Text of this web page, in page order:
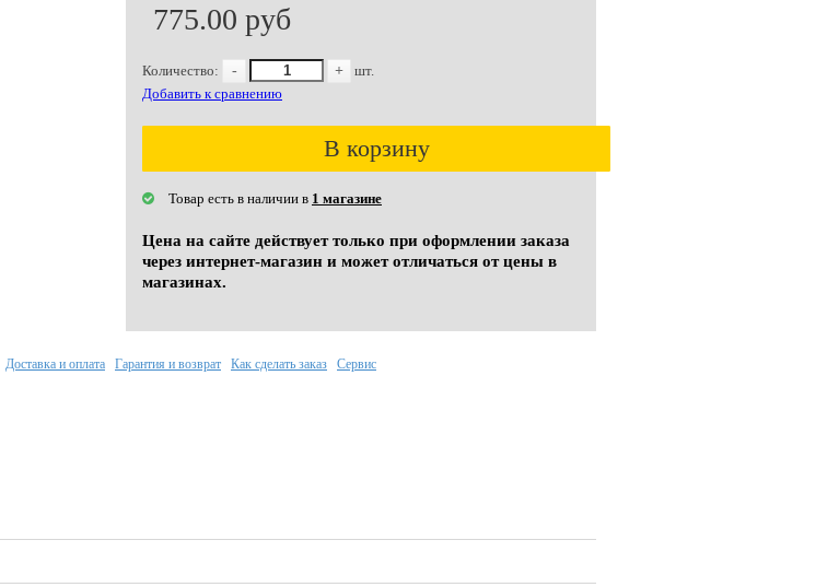
775.00 руб
Количество: - +
шт.
Добавить к сравнению
В корзину
Товар есть в наличии в 1 магазине
Цена на сайте действует только при оформлении заказа
через интернет-магазин и может отличаться от цены в
магазинах.
Доставка и оплата Гарантия и возврат Как сделать заказ Сервис